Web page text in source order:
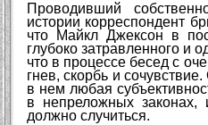
Проводивший
истории корреспондент
что Майкл Джексон в
глубоко затравленного и
что в процессе бесед с
гнев, скорбь и
в нем любая
в непреложных законах,
должно случиться.